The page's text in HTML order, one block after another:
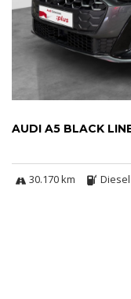
AUDI A5 BLACK
30.170 km Diesel